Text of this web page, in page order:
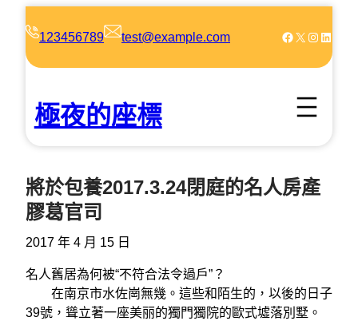
123456789 test@example.com Facebook X Instagram LinkedIn
極夜的座標
將於包養2017.3.24閉庭的名人房產
膠葛官司
2017 年 4 月 15 日
名人舊居為何被“不符合法令過戶”？
在南京市水佐崗無幾。這些和陌生的，以後的日子
39號，聳立著一座美丽的獨門獨院的歐式墟落別墅。